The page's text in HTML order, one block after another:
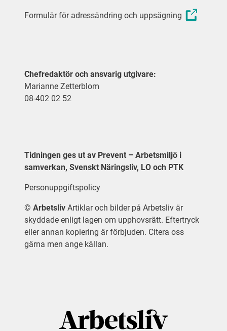
Formulär för adressändring och uppsägning
Chefredaktör och ansvarig utgivare:
Marianne Zetterblom
08-402 02 52
Tidningen ges ut av Prevent – Arbetsmiljö i
samverkan, Svenskt Näringsliv, LO och PTK
Personuppgiftspolicy
© Arbetsliv Artiklar och bilder på Arbetsliv är
skyddade enligt lagen om upphovsrätt. Eftertryck
eller annan kopiering är förbjuden. Citera oss
gärna men ange källan.